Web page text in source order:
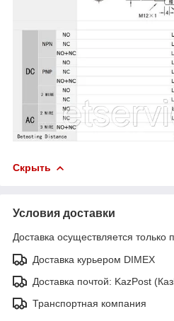
Скрыть
Условия доставки
Доставка осуществляется только
Доставка курьером DIMEX
Доставка почтой: KazPost
Транспортная компания